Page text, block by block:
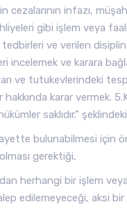
cezalarının infazı,
gibi işlem veya
ve verilen
incelemek ve karara
ve tutukevlerindeki
karar vermek.
saklıdır.”
bulunabilmesi için
gerektiği,
herhangi bir işlem
edilemeyeceği, aksi